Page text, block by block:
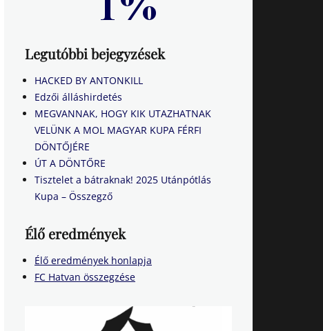
Legutóbbi bejegyzések
HACKED BY ANTONKILL
Edzői álláshirdetés
MEGVANNAK, HOGY KIK UTAZHATNAK
VELÜNK A MOL MAGYAR KUPA FÉRFI
DÖNTŐJÉRE
ÚT A DÖNTŐRE
Tisztelet a bátraknak! 2025 Utánpótlás
Kupa – Összegző
Élő eredmények
Élő eredmények honlapja
FC Hatvan összegzése